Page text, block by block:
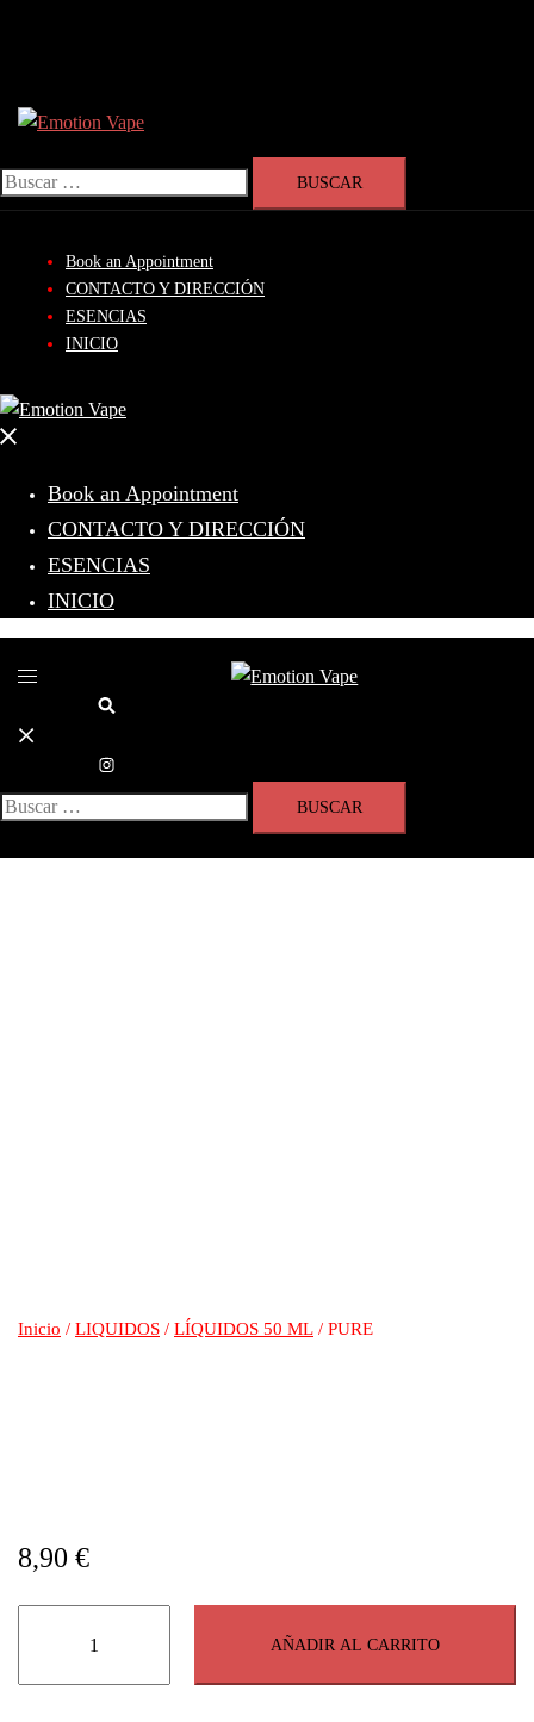
Buscar:
Book an Appointment
CONTACTO Y DIRECCIÓN
ESENCIAS
INICIO
Close
Book an Appointment
CONTACTO Y DIRECCIÓN
ESENCIAS
INICIO
Toggle
Buscar:
Inicio / LIQUIDOS / LÍQUIDOS 50 ML / PURE
8,90 €
AÑADIR AL CARRITO